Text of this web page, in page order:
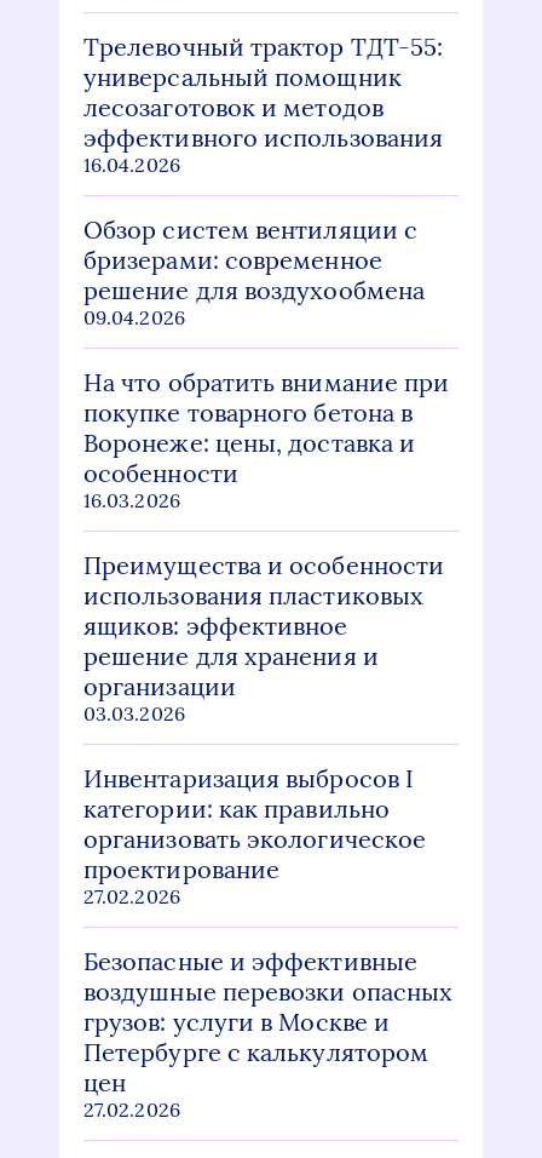
Трелевочный трактор ТДТ-55:
универсальный помощник
лесозаготовок и методов
эффективного использования
16.04.2026
Обзор систем вентиляции с
бризерами: современное
решение для воздухообмена
09.04.2026
На что обратить внимание при
покупке товарного бетона в
Воронеже: цены, доставка и
особенности
16.03.2026
Преимущества и особенности
использования пластиковых
ящиков: эффективное
решение для хранения и
организации
03.03.2026
Инвентаризация выбросов I
категории: как правильно
организовать экологическое
проектирование
27.02.2026
Безопасные и эффективные
воздушные перевозки опасных
грузов: услуги в Москве и
Петербурге с калькулятором
цен
27.02.2026